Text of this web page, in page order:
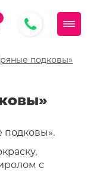
подковы»
подковы».
с